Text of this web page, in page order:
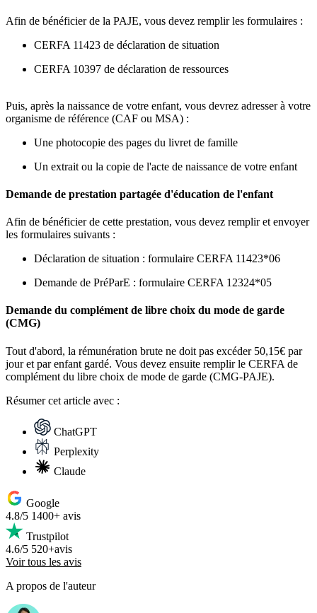
Afin de bénéficier de la PAJE, vous devez remplir les formulaires :
CERFA 11423 de déclaration de situation
CERFA 10397 de déclaration de ressources
Puis, après la naissance de votre enfant, vous devrez adresser à votre
organisme de référence (CAF ou MSA) :
Une photocopie des pages du livret de famille
Un extrait ou la copie de l'acte de naissance de votre enfant
Demande de prestation partagée d'éducation de l'enfant
Afin de bénéficier de cette prestation, vous devez remplir et envoyer
les formulaires suivants :
Déclaration de situation : formulaire CERFA 11423*06
Demande de PréParE : formulaire CERFA 12324*05
Demande du complément de libre choix du mode de garde
(CMG)
Tout d'abord, la rémunération brute ne doit pas excéder 50,15€ par
jour et par enfant gardé. Vous devez ensuite remplir le CERFA de
complément du libre choix de mode de garde (CMG-PAJE).
Résumercet article avec :
ChatGPT
Perplexity
Claude
Google
4.8/5 1400+ avis
Trustpilot
4.6/5 520+avis
Voir tous les avis
A propos de l'auteur